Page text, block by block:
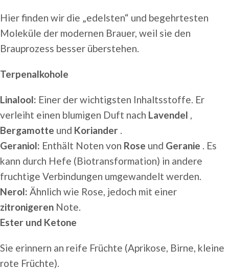
Hier finden wir die „edelsten“ und begehrtesten
Moleküle der modernen Brauer, weil sie den
Brauprozess besser überstehen.
Terpenalkohole
Linalool: Einer der wichtigsten Inhaltsstoffe. Er
verleiht einen blumigen Duft nach Lavendel ,
Bergamotte und Koriander .
Geraniol: Enthält Noten von Rose und Geranie . Es
kann durch Hefe (Biotransformation) in andere
fruchtige Verbindungen umgewandelt werden.
Nerol: Ähnlich wie Rose, jedoch mit einer
zitronigeren Note.
Ester und Ketone
Sie erinnern an reife Früchte (Aprikose, Birne, kleine
rote Früchte).